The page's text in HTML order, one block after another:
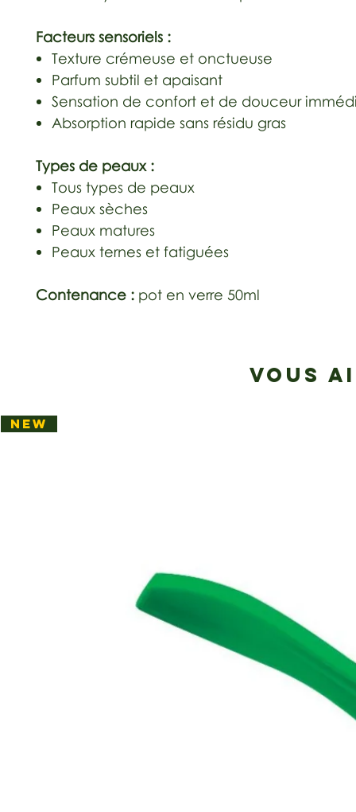
Facteurs sensoriels :
Texture crémeuse et onctueuse
Parfum subtil et apaisant
Sensation de confort et de douceur
Absorption rapide sans résidu gras
Types de peaux :
Tous types de peaux
Peaux sèches
Peaux matures
Peaux ternes et fatiguées
Contenance : pot en verre 50ml
VOUS
NEW